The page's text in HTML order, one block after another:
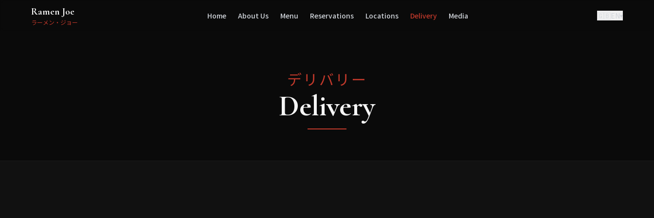
Ramen Joe
ラーメン・ジョー
Home About Us Menu Reservations Locations Delivery Media 🇬🇧 EN▾
デリバリー
Delivery